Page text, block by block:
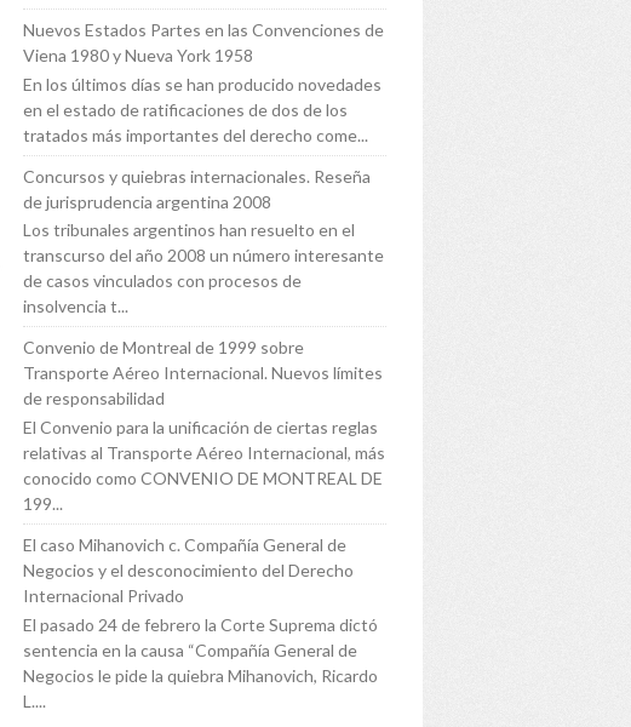
Nuevos Estados Partes en las Convenciones de
Viena 1980 y Nueva York 1958
En los últimos días se han producido novedades
en el estado de ratificaciones de dos de los
tratados más importantes del derecho come...
Concursos y quiebras internacionales. Reseña
de jurisprudencia argentina 2008
Los tribunales argentinos han resuelto en el
transcurso del año 2008 un número interesante
de casos vinculados con procesos de
insolvencia t...
Convenio de Montreal de 1999 sobre
Transporte Aéreo Internacional. Nuevos límites
de responsabilidad
El Convenio para la unificación de ciertas reglas
relativas al Transporte Aéreo Internacional, más
conocido como CONVENIO DE MONTREAL DE
199...
El caso Mihanovich c. Compañía General de
Negocios y el desconocimiento del Derecho
Internacional Privado
El pasado 24 de febrero la Corte Suprema dictó
sentencia en la causa “Compañía General de
Negocios le pide la quiebra Mihanovich, Ricardo
L....